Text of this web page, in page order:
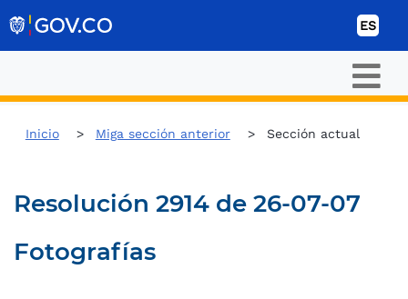
ES
Inicio Miga sección anterior Sección actual
Resolución 2914 de 26-07-07
Fotografías